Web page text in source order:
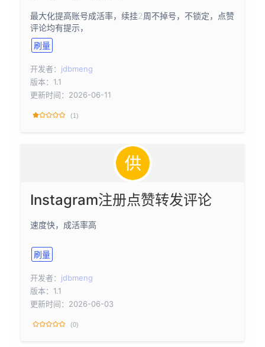
最大化提高账号成活率，续挂2周不掉号，不锁定，点赞
评论均有提示，
刷量
开发者： jdbmeng
版本：1.1
更新时间：2026-06-11
(1)
Instagram注册点赞转发评论
速度快，成活率高
刷量
开发者： jdbmeng
版本：1.1
更新时间：2026-06-03
(0)